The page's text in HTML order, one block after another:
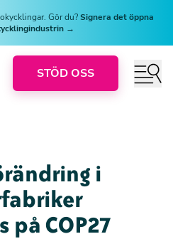
Gör du?Signera det öppna
→
STÖD OSS
i
på COP27